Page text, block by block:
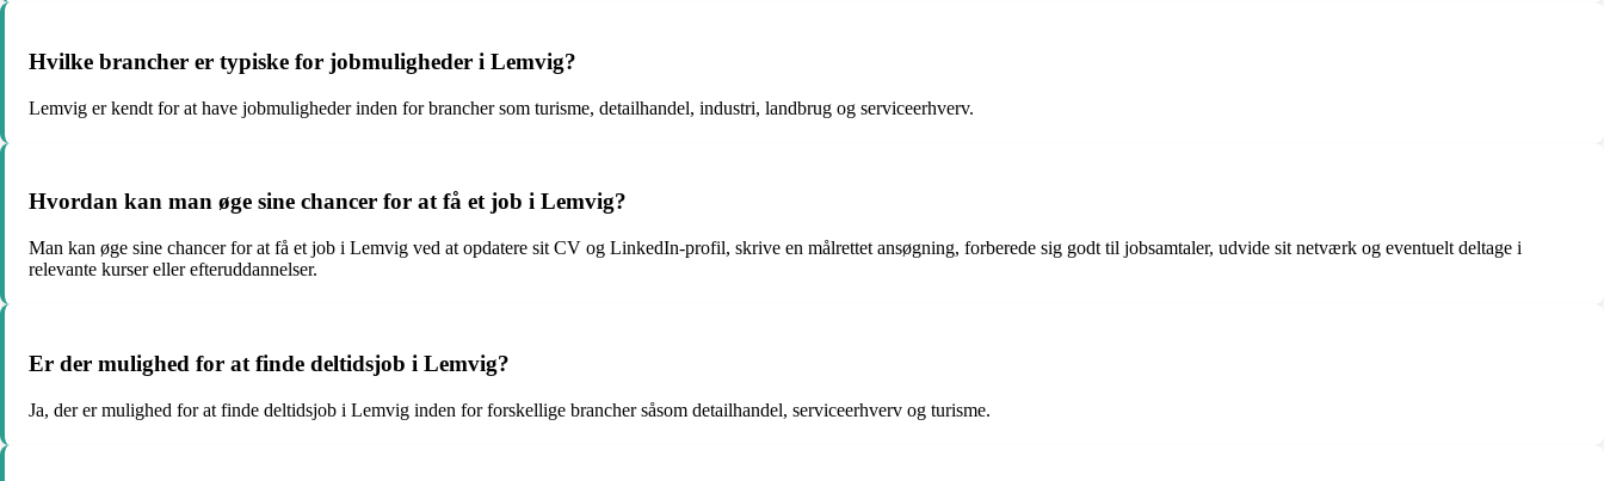
Hvilke brancher er typiske for jobmuligheder i Lemvig?
Lemvig er kendt for at have jobmuligheder inden for brancher som turisme, detailhandel, industri, landbrug og serviceerhverv.
Hvordan kan man øge sine chancer for at få et job i Lemvig?
Man kan øge sine chancer for at få et job i Lemvig ved at opdatere sit CV og LinkedIn-profil, skrive en målrettet ansøgning, forberede sig godt til jobsamtaler, udvide sit netværk og eventuelt deltage i
relevante kurser eller efteruddannelser.
Er der mulighed for at finde deltidsjob i Lemvig?
Ja, der er mulighed for at finde deltidsjob i Lemvig inden for forskellige brancher såsom detailhandel, serviceerhverv og turisme.